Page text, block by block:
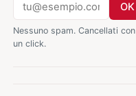
OK
Nessuno spam. Cancellati con
un click.